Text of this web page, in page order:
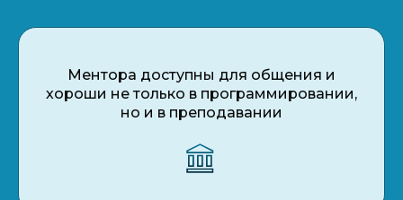
Ментора доступны для общения и
хороши не только в программировании,
но и в преподавании